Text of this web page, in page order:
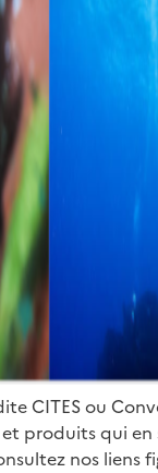
CITES ou
produits qui en
nos liens